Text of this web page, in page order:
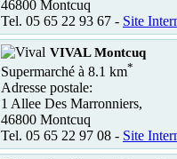
46800 Montcuq
Tel. 05 65 22 93 67 - Site
VIVAL Montcuq
Supermarché à 8.1 km*
Adresse postale:
1 Allee Des Marronniers,
46800 Montcuq
Tel. 05 65 22 97 08 - Site